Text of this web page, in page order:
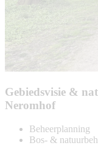
Gebiedsvisie &
Neromhof
Beheerplanning
Bos- &